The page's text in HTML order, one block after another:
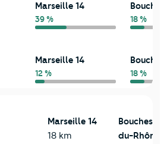
Marseille 14
39 % 18 %
Marseille 14
12 % 18 %
Marseille 14
18 km
Bouches-
du-Rhône